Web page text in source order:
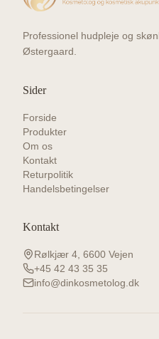
Professionel hudpleje og
Østergaard.
Sider
Forside
Produkter
Om os
Kontakt
Returpolitik
Handelsbetingelser
Kontakt
Rølkjær 4, 6600 Vejen
+45 42 43 35 35
info@dinkosmetolog.dk